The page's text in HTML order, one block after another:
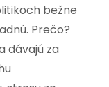
bežne
Prečo?
dávajú za